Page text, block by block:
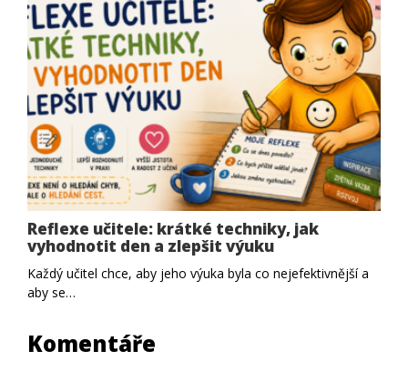
Reflexe učitele: krátké techniky, jak
vyhodnotit den a zlepšit výuku
Každý učitel chce, aby jeho výuka byla co nejefektivnější a
aby se…
Komentáře